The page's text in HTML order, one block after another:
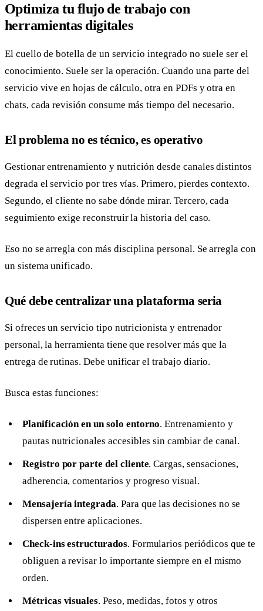
Optimiza tu flujo de trabajo con
herramientas digitales
El cuello de botella de un servicio integrado no suele ser el
conocimiento. Suele ser la operación. Cuando una parte del
servicio vive en hojas de cálculo, otra en PDFs y otra en
chats, cada revisión consume más tiempo del necesario.
El problema no es técnico, es operativo
Gestionar entrenamiento y nutrición desde canales distintos
degrada el servicio por tres vías. Primero, pierdes contexto.
Segundo, el cliente no sabe dónde mirar. Tercero, cada
seguimiento exige reconstruir la historia del caso.
Eso no se arregla con más disciplina personal. Se arregla con
un sistema unificado.
Qué debe centralizar una plataforma seria
Si ofreces un servicio tipo nutricionista y entrenador
personal, la herramienta tiene que resolver más que la
entrega de rutinas. Debe unificar el trabajo diario.
Busca estas funciones:
Planificación en un solo entorno. Entrenamiento y
pautas nutricionales accesibles sin cambiar de canal.
Registro por parte del cliente. Cargas, sensaciones,
adherencia, comentarios y progreso visual.
Mensajería integrada. Para que las decisiones no se
dispersen entre aplicaciones.
Check-ins estructurados. Formularios periódicos que te
obliguen a revisar lo importante siempre en el mismo
orden.
Métricas visuales. Peso, medidas, fotos y otros